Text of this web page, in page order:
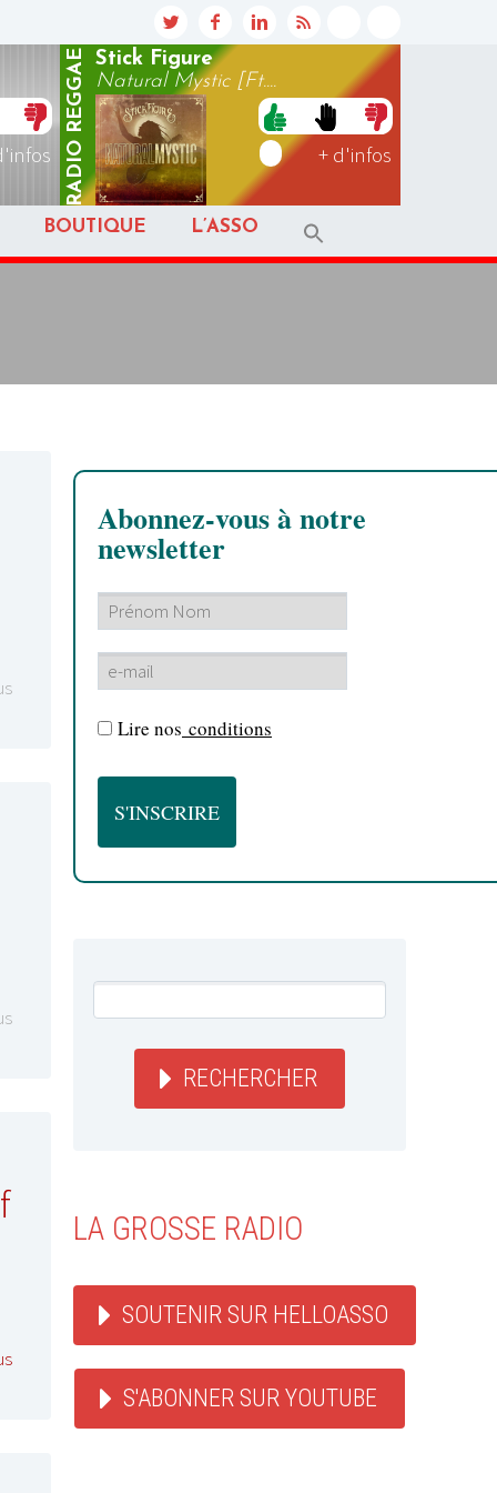
RADIO
REGGAE
Stick Figure
Natural Mystic [Ft....
+ d'infos
BOUTIQUE L’ASSO
Abonnez-vous à notre
newsletter
Lire nos conditions
RECHERCHER
LA GROSSE RADIO
SOUTENIR SUR HELLOASSO
S'ABONNER SUR YOUTUBE